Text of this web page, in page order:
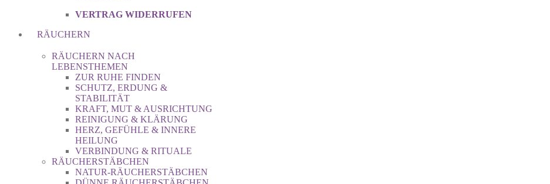
VERTRAG WIDERRUFEN
RÄUCHERN
RÄUCHERN NACH
LEBENSTHEMEN
ZUR RUHE FINDEN
SCHUTZ, ERDUNG &
STABILITÄT
KRAFT, MUT & AUSRICHTUNG
REINIGUNG & KLÄRUNG
HERZ, GEFÜHLE & INNERE
HEILUNG
VERBINDUNG & RITUALE
RÄUCHERSTÄBCHEN
NATUR-RÄUCHERSTÄBCHEN